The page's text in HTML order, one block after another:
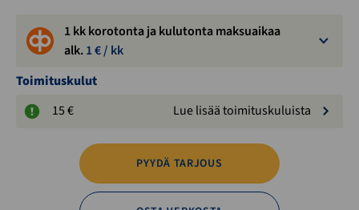
1 kk korotonta ja kulutonta maksuaikaa
alk.1€ / kk
Toimituskulut
15 €
Lue lisää toimituskuluista
PYYDÄ TARJOUS